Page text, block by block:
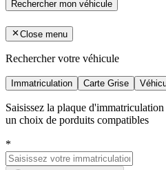
Rechercher mon véhicule
Close menu
Rechercher votre véhicule
Immatriculation Carte Grise
Saisissez la plaque
un choix de porduits compatibles
*